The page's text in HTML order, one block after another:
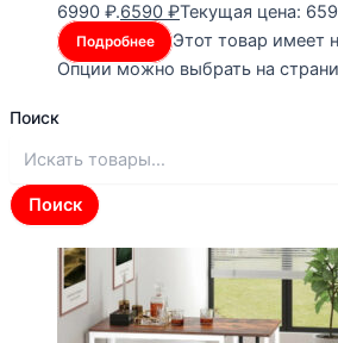
Поиск
Поиск
6990 ₽.6590 ₽Текущая цена:
Подробнее
Этот товар имеет
Опции можно выбрать на